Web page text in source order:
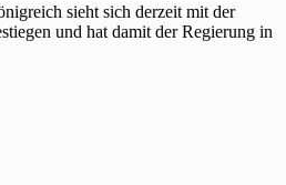
sieht sich derzeit mit der
und hat damit der Regierung in